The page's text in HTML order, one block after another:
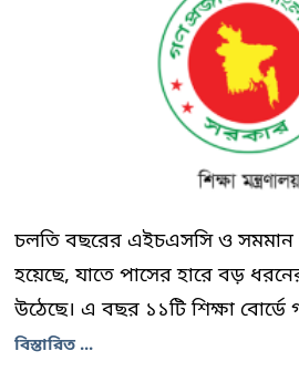
চলতি বছরের এইচএসসি ও সমমান
হয়েছে, যাতে পাসের হারে বড়
উঠেছে। এ বছর ১১টি শিক্ষা বোর্ডে
বিস্তারিত ...